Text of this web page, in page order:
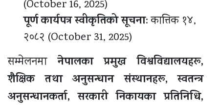
(October 16, 2025)
पूर्ण कार्यपत्र स्वीकृतिको सूचना: कात्तिक १४,
२०८२ (October 31, 2025)
सम्मेलनमानेपालका प्रमुख विश्वविद्यालयहरू,
शैक्षिक तथा अनुसन्धान संस्थानहरू, स्वतन्त्र
अनुसन्धानकर्ता, सरकारी निकायका प्रतिनिधि,